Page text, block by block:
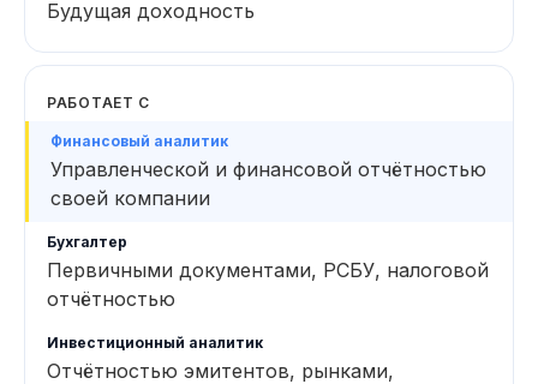
Будущая доходность
РАБОТАЕТ С
Управленческой и финансовой отчётностью
своей компании
Первичными документами, РСБУ, налоговой
отчётностью
Отчётностью эмитентов, рынками,